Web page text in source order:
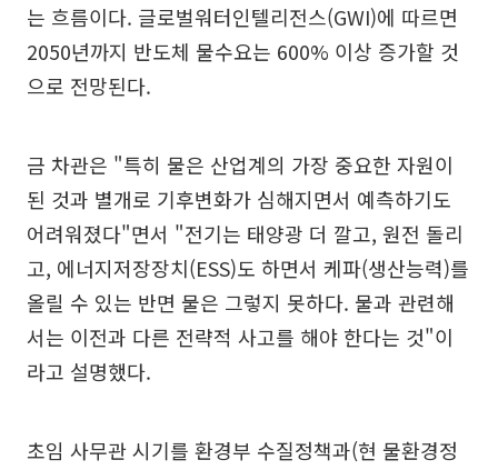
는 흐름이다. 글로벌워터인텔리전스(GWI)에 따르면
2050년까지 반도체 물수요는 600% 이상 증가할 것
으로 전망된다.
금 차관은 "특히 물은 산업계의 가장 중요한 자원이
된 것과 별개로 기후변화가 심해지면서 예측하기도
어려워졌다"면서 "전기는 태양광 더 깔고, 원전 돌리
고, 에너지저장장치(ESS)도 하면서 케파(생산능력)를
올릴 수 있는 반면 물은 그렇지 못하다. 물과 관련해
서는 이전과 다른 전략적 사고를 해야 한다는 것"이
라고 설명했다.
초임 사무관 시기를 환경부 수질정책과(현 물환경정